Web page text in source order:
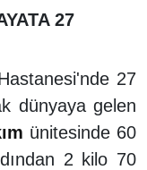
27
27
dünyaya gelen
ünitesinde 60
2 kilo 70